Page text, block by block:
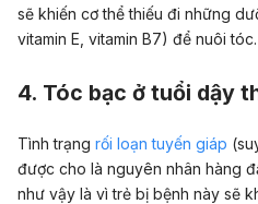
sẽ khiến cơ thể thiếu đi những
vitamin E, vitamin B7) để nuôi tóc.
4. Tóc bạc ở tuổi dậy
Tình trạng rối loạn tuyến giáp
được cho là nguyên nhân hàng
như vậy là vì trẻ bị bệnh này sẽ